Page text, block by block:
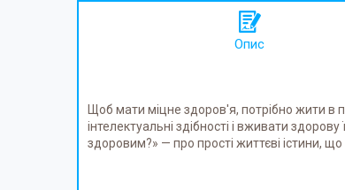
Опис
Щоб мати міцне здоров'я, потрібно жити в
інтелектуальні здібності і вживати
здоровим?» — про прості життєві істини,